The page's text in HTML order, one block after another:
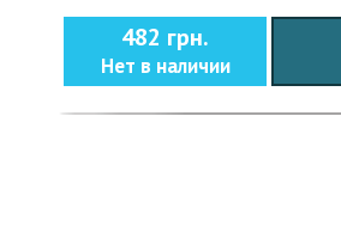
482 грн.
Нет в наличии